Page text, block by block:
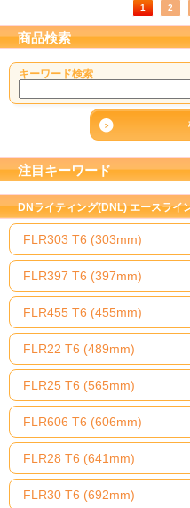
1 2
商品検索
キーワード検索
注目キーワード
DNライティング(DNL) エースライ
FLR303 T6 (303mm)
FLR397 T6 (397mm)
FLR455 T6 (455mm)
FLR22 T6 (489mm)
FLR25 T6 (565mm)
FLR606 T6 (606mm)
FLR28 T6 (641mm)
FLR30 T6 (692mm)